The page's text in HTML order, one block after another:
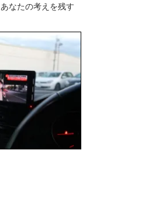
あなたの考えを残す